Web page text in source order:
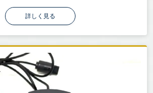
コンディション・付属品の有無を
電、ブランド品、洋服、スポーツ
用品、楽器、小物、雑貨など、ど
もOK！
詳しく見る